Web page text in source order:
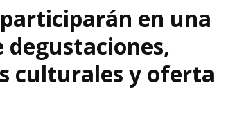
en una
culturales y oferta